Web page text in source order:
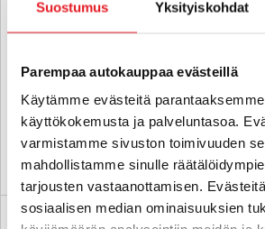
Suostumus Yksityiskohdat
Parempaa autokauppaa evästeillä
Käytämme evästeitä
käyttökokemusta ja palveluntasoa.
varmistamme sivuston toimivuuden
mahdollistamme sinulle
tarjousten vastaanottamisen.
sosiaalisen median ominaisuuksien
500 Scrambler - A2 - Retrohenkinen
6 880 €
alk. 118 € / kk
KATSO TIEDOT